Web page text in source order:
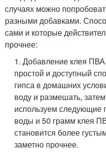
случаях можно
разными добавками.
сами и которые
прочнее:
1. Добавление клея
простой и доступный
гипса в домашних
воду и размешать,
используем следующие
воды и 50 грамм клея
становится более
заметно прочнее.